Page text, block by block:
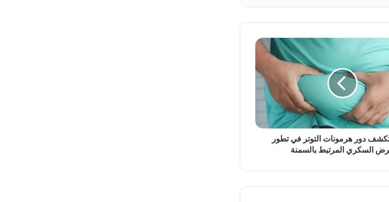
دور هرمونات التوتر في تطور
السكري المرتبط بالسمنة